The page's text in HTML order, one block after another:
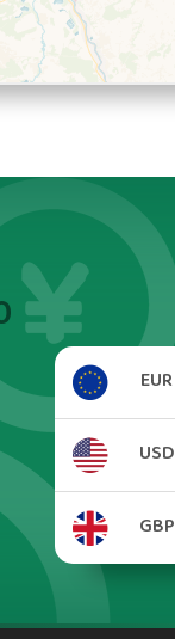
EUR
USD
GBP